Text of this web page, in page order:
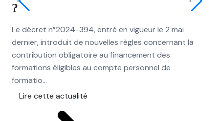
?
Le décret n°2024-394, entré en vigueur le 2 mai
dernier, introduit de nouvelles règles concernant la
contribution obligatoire au financement des
formations éligibles au compte personnel de
formatio...
Lire cette actualité